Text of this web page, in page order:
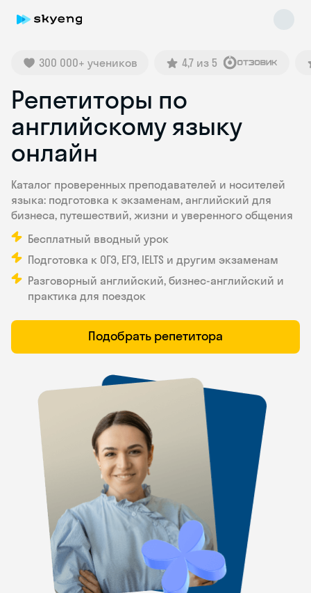
300 000+ учеников 4,7 из 5
Репетиторы по
английскому языку
онлайн
Каталог проверенных преподавателей и носителей
языка: подготовка к экзаменам, английский для
бизнеса, путешествий, жизни и уверенного общения
Бесплатный вводный урок
Подготовка к ОГЭ, ЕГЭ, IELTS и другим экзаменам
Разговорный английский, бизнес-английский и
практика для поездок
Подобрать репетитора
Skyeng Chat
online